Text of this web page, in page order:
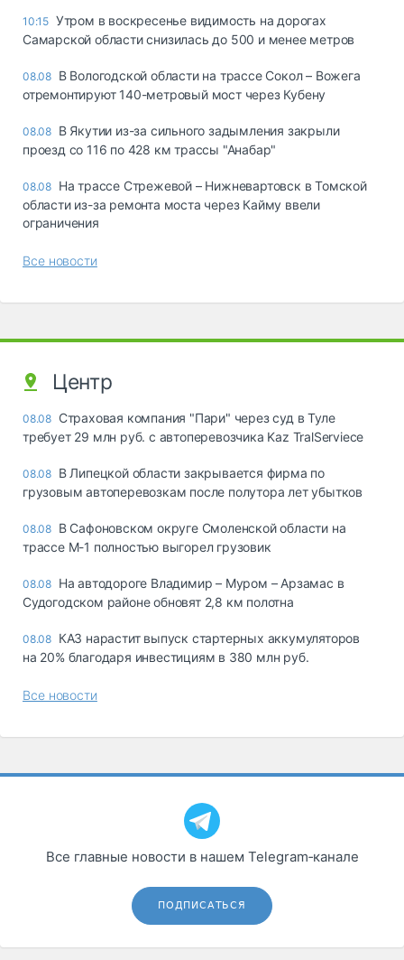
10:15 Утром в воскресенье видимость на дорогах
Самарской области снизилась до 500 и менее метров
08.08 В Вологодской области на трассе Сокол – Вожега
отремонтируют 140-метровый мост через Кубену
08.08 В Якутии из-за сильного задымления закрыли
проезд со 116 по 428 км трассы "Анабар"
08.08 На трассе Стрежевой – Нижневартовск в Томской
области из-за ремонта моста через Кайму ввели
ограничения
Все новости
Центр
08.08 Страховая компания "Пари" через суд в Туле
требует 29 млн руб. с автоперевозчика Kaz TralServiece
08.08 В Липецкой области закрывается фирма по
грузовым автоперевозкам после полутора лет убытков
08.08 В Сафоновском округе Смоленской области на
трассе М-1 полностью выгорел грузовик
08.08 На автодороге Владимир – Муром – Арзамас в
Судогодском районе обновят 2,8 км полотна
08.08 КАЗ нарастит выпуск стартерных аккумуляторов
на 20% благодаря инвестициям в 380 млн руб.
Все новости
Все главные новости в нашем Telegram‑канале
ПОДПИСАТЬСЯ